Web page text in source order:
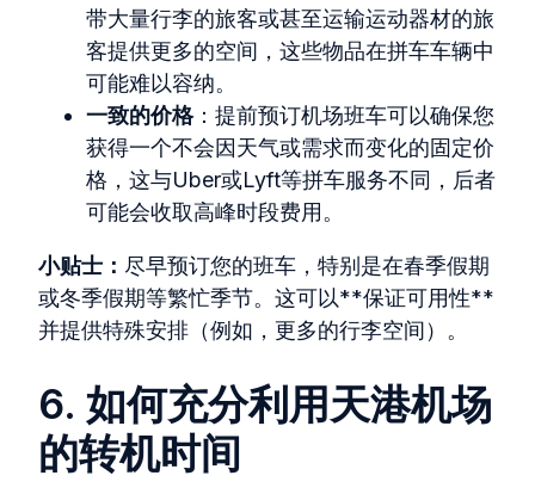
带大量行李的旅客或甚至运输运动器材的旅
客提供更多的空间，这些物品在拼车车辆中
可能难以容纳。
一致的价格：提前预订机场班车可以确保您
获得一个不会因天气或需求而变化的固定价
格，这与Uber或Lyft等拼车服务不同，后者
可能会收取高峰时段费用。
小贴士： 尽早预订您的班车，特别是在春季假期
或冬季假期等繁忙季节。这可以**保证可用性**
并提供特殊安排（例如，更多的行李空间）。
6. 如何充分利用天港机场
的转机时间